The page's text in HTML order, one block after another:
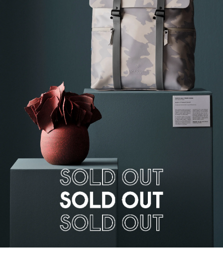
품절